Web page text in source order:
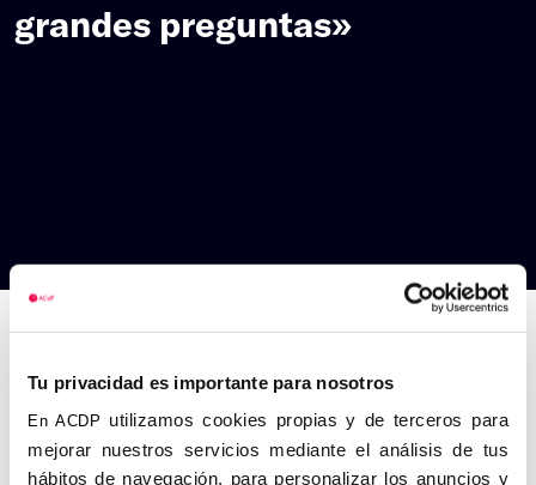
Tu privacidad es importante para nosotros
En ACDP utilizamos cookies propias y de terceros para
mejorar nuestros servicios mediante el análisis de tus
hábitos de navegación, para personalizar los anuncios y
grandes preguntas»